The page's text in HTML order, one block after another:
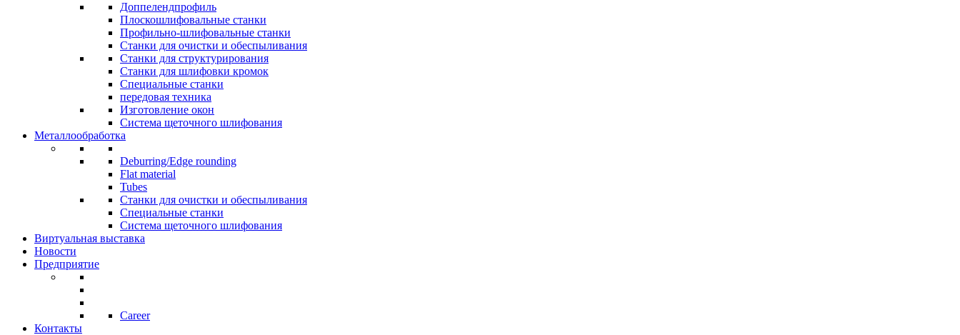
Доппелендпрофиль
Плоскошлифовальные станки
Профильно-шлифовальные станки
Станки для очистки и обеспыливания
Станки для структурирования
Станки для шлифовки кромок
Специальные станки
передовая техника
Изготовление окон
Система щеточного шлифования
Металлообработка
Deburring/Edge rounding
Flat material
Tubes
Станки для очистки и обеспыливания
Специальные станки
Система щеточного шлифования
Виртуальная выставка
Новости
Предприятие
Career
Контакты